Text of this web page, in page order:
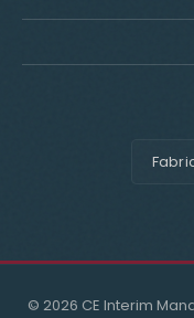
© 2026 CE Interim